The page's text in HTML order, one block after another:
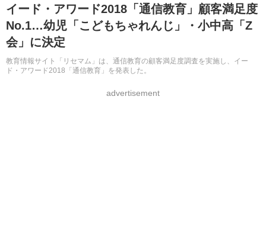
8月開催イベント・WS 全国公立高校 過去問 人気記事
自由研究教材（小学生向け） 自由研究教材（中学生向け） ランキング
イード・アワード2018「通信教育」顧客満足度
No.1…幼児「こどもちゃれんじ」・小中高「Z
会」に決定
教育情報サイト「リセマム」は、通信教育の顧客満足度調査を実施し、イー
ド・アワード2018「通信教育」を発表した。
advertisement